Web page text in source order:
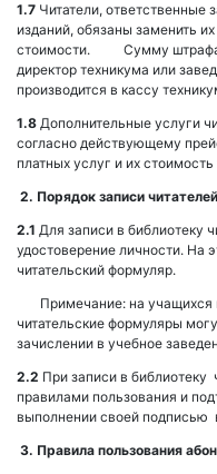
1.7 Читатели, ответственные
изданий, обязаны заменить
стоимости. Сумму штрафа
директор техникума или
производится в кассу
1.8 Дополнительные услуги
согласно действующему
платных услуг и их
2. Порядок записи
2.1 Для записи в библиотеку
удостоверение личности. На
читательский формуляр.
Примечание: на учащихся
читательские формуляры
зачислении в учебное
2.2 При записи в
правилами пользования и
выполнении своей подписью
3. Правила пользования